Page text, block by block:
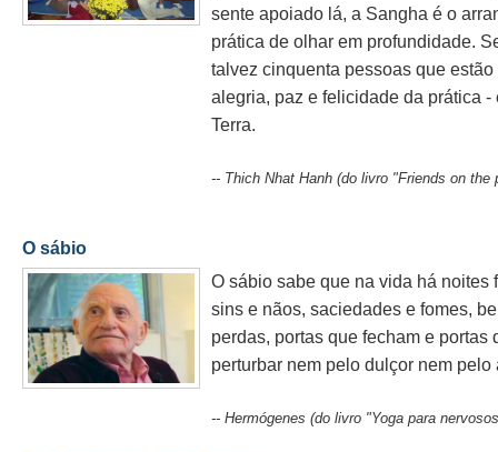
sente apoiado lá, a Sangha é o
prática de olhar em profundidade.
talvez cinquenta pessoas que
alegria, paz e felicidade da prática
Terra.
-- Thich Nhat Hanh (do livro "Friends on the
O sábio
O sábio sabe que na vida há noites
sins e nãos, saciedades e fomes,
perdas, portas que fecham e
perturbar nem pelo dulçor nem
-- Hermógenes (do livro "Yoga para